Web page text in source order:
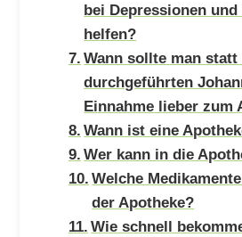
bei Depressionen
helfen?
Wann sollte man
durchgeführten
Einnahme lieber zum
Wann ist eine
Wer kann in die
Welche
der Apotheke?
Wie schnell